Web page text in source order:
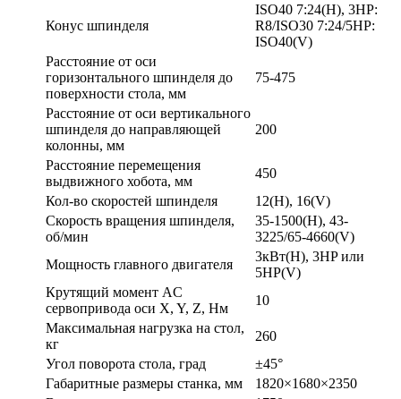
Конус шпинделя
ISO40 7:24(H), 3HP:
R8/ISO30 7:24/5HP:
ISO40(V)
Расстояние от оси
горизонтального шпинделя до
поверхности стола, мм
75-475
Расстояние от оси вертикального
шпинделя до направляющей
колонны, мм
200
Расстояние перемещения
выдвижного хобота, мм
450
Кол-во скоростей шпинделя
12(H), 16(V)
Скорость вращения шпинделя,
об/мин
35-1500(H), 43-
3225/65-4660(V)
Мощность главного двигателя
3кВт(H), 3HP или
5HP(V)
Крутящий момент AC
сервопривода оси X, Y, Z, Нм
10
Максимальная нагрузка на стол,
кг
260
Угол поворота стола, град
±45°
Габаритные размеры станка, мм
1820×1680×2350